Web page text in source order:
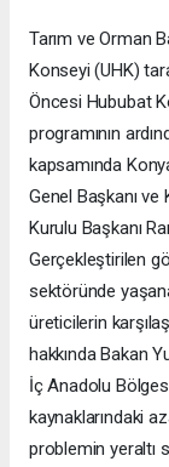
Tarım ve Orman
Konseyi (UHK)
Öncesi Hububat
programının
kapsamında
Genel Başkanı
Kurulu Başkanı
Gerçekleştirilen
sektöründe
üreticilerin
hakkında Bakan
İç Anadolu
kaynaklarındaki
problemin yeraltı